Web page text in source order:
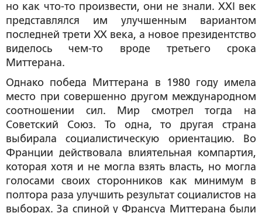
но как что-то произвести, они не знали. XXI век
представлялся им улучшенным вариантом
последней трети ХХ века, а новое президентство
виделось чем-то вроде третьего срока
Миттерана.
Однако победа Миттерана в 1980 году имела
место при совершенно другом международном
соотношении сил. Мир смотрел тогда на
Советский Союз. То одна, то другая страна
выбирала социалистическую ориентацию. Во
Франции действовала влиятельная компартия,
которая хотя и не могла взять власть, но могла
голосами своих сторонников как минимум в
полтора раза улучшить результат социалистов на
выборах. За спиной у Франсуа Миттерана были